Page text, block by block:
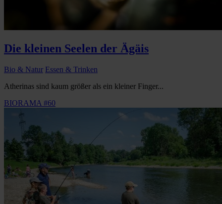
Die kleinen Seelen der Ägäis
Bio & Natur Essen & Trinken
Atherinas sind kaum größer als ein kleiner Finger...
BIORAMA #60